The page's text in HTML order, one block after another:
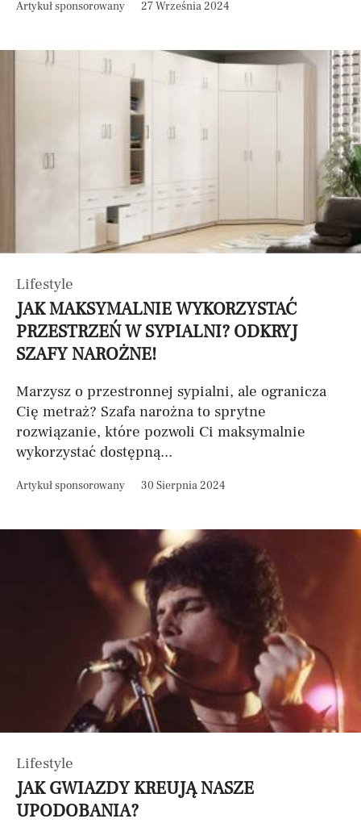
Artykuł sponsorowany 27 Września 2024
Lifestyle
JAK MAKSYMALNIE WYKORZYSTAĆ
PRZESTRZEŃ W SYPIALNI? ODKRYJ
SZAFY NAROŻNE!
Marzysz o przestronnej sypialni, ale ogranicza
Cię metraż? Szafa narożna to sprytne
rozwiązanie, które pozwoli Ci maksymalnie
wykorzystać dostępną...
Artykuł sponsorowany 30 Sierpnia 2024
Lifestyle
JAK GWIAZDY KREUJĄ NASZE
UPODOBANIA?